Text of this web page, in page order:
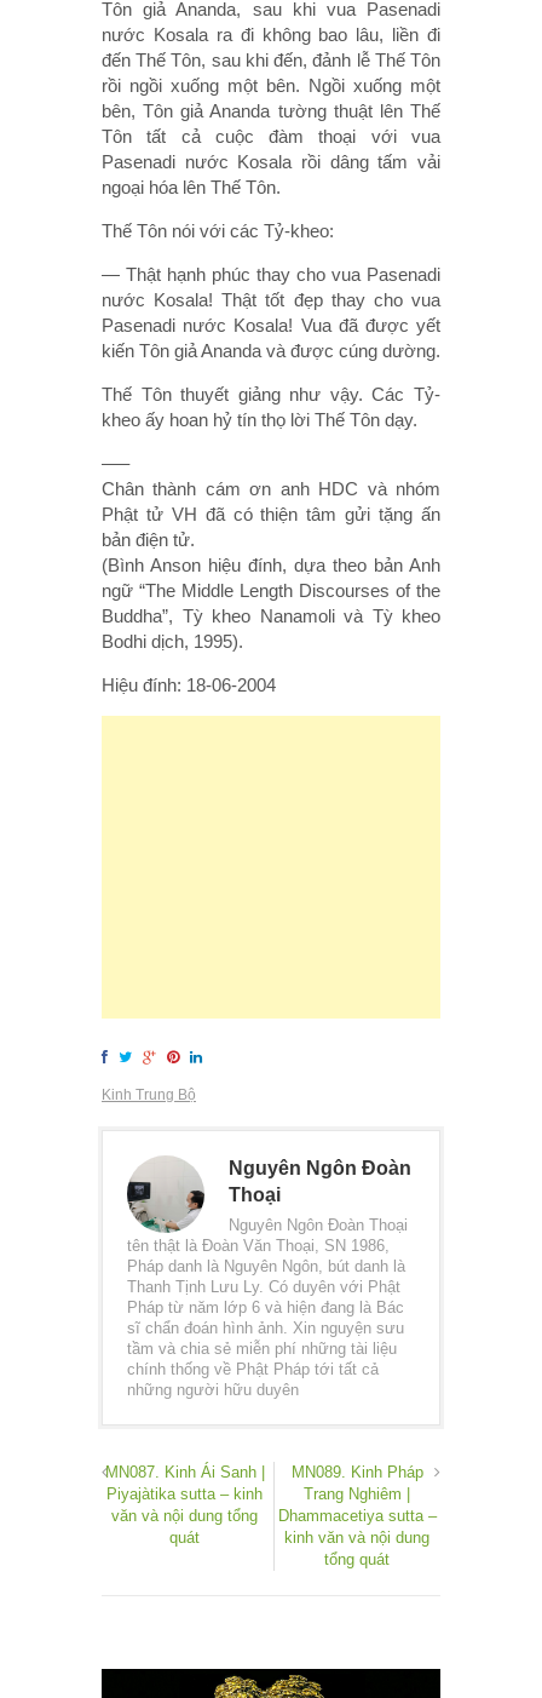
Tôn giả Ananda, sau khi vua Pasenadi
nước Kosala ra đi không bao lâu, liền đi
đến Thế Tôn, sau khi đến, đảnh lễ Thế Tôn
rồi ngồi xuống một bên. Ngồi xuống một
bên, Tôn giả Ananda tường thuật lên Thế
Tôn tất cả cuộc đàm thoại với vua
Pasenadi nước Kosala rồi dâng tấm vải
ngoại hóa lên Thế Tôn.
Thế Tôn nói với các Tỷ-kheo:
— Thật hạnh phúc thay cho vua Pasenadi
nước Kosala! Thật tốt đẹp thay cho vua
Pasenadi nước Kosala! Vua đã được yết
kiến Tôn giả Ananda và được cúng dường.
Thế Tôn thuyết giảng như vậy. Các Tỷ-
kheo ấy hoan hỷ tín thọ lời Thế Tôn dạy.
—–
Chân thành cám ơn anh HDC và nhóm
Phật tử VH đã có thiện tâm gửi tặng ấn
bản điện tử.
(Bình Anson hiệu đính, dựa theo bản Anh
ngữ “The Middle Length Discourses of the
Buddha”, Tỳ kheo Nanamoli và Tỳ kheo
Bodhi dịch, 1995).
Hiệu đính: 18-06-2004
Kinh Trung Bộ
Nguyên Ngôn Đoàn
Thoại
Nguyên Ngôn Đoàn Thoại
tên thật là Đoàn Văn Thoại, SN 1986,
Pháp danh là Nguyên Ngôn, bút danh là
Thanh Tịnh Lưu Ly. Có duyên với Phật
Pháp từ năm lớp 6 và hiện đang là Bác
sĩ chẩn đoán hình ảnh. Xin nguyện sưu
tầm và chia sẻ miễn phí những tài liệu
chính thống về Phật Pháp tới tất cả
những người hữu duyên
MN087. Kinh Ái Sanh |
Piyajàtika sutta – kinh
văn và nội dung tổng
quát
MN089. Kinh Pháp
Trang Nghiêm |
Dhammacetiya sutta –
kinh văn và nội dung
tổng quát